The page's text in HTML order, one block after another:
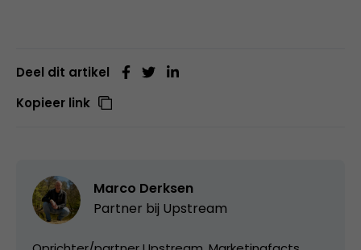
Deel dit artikel
Kopieer link
Marco Derksen
Partner bij Upstream